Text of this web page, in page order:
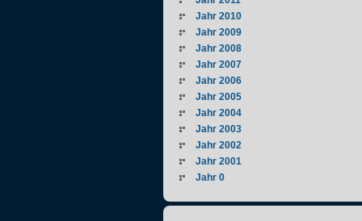
Jahr 2010
Jahr 2009
Jahr 2008
Jahr 2007
Jahr 2006
Jahr 2005
Jahr 2004
Jahr 2003
Jahr 2002
Jahr 2001
Jahr 0